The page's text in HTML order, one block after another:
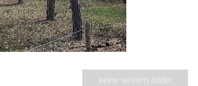
keine weitern Bilder